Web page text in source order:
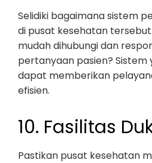
Selidiki bagaimana sistem
di pusat kesehatan
mudah dihubungi dan
pertanyaan pasien? Sistem
dapat memberikan
efisien.
10. Fasilitas
Pastikan pusat kesehatan